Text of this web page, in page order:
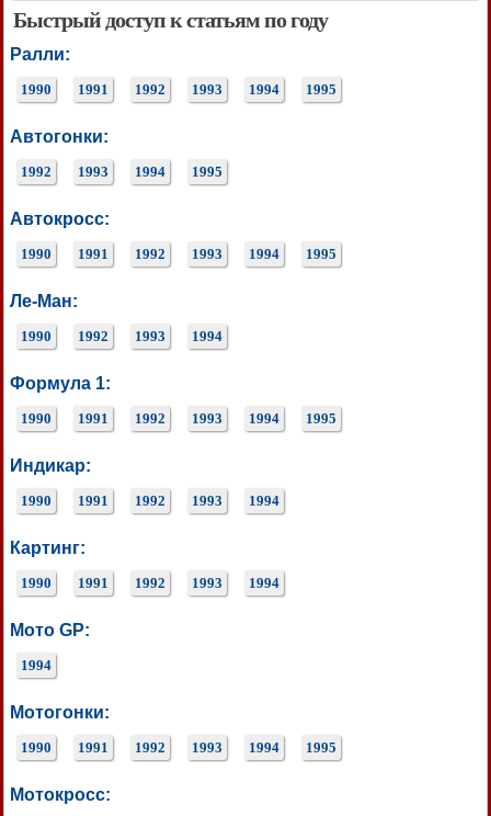
Быстрый доступ к статьям по году
Ралли:
1990 1991 1992 1993 1994 1995
Автогонки:
1992 1993 1994 1995
Автокросс:
1990 1991 1992 1993 1994 1995
Ле-Ман:
1990 1992 1993 1994
Формула 1:
1990 1991 1992 1993 1994 1995
Индикар:
1990 1991 1992 1993 1994
Картинг:
1990 1991 1992 1993 1994
Мото GP:
1994
Мотогонки:
1990 1991 1992 1993 1994 1995
Мотокросс: